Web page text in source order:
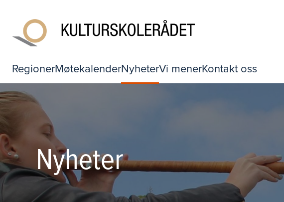
RegionerMøtekalenderNyheterVi menerKontakt oss
Nyheter